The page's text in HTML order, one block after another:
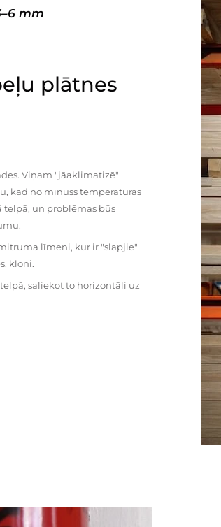
mm
plātnes
Viņam "jāaklimatizē"
kad no mīnuss temperatūras
telpā, un problēmas būs
līmeni, kur ir "slapjie"
kloni.
saliekot to horizontāli uz